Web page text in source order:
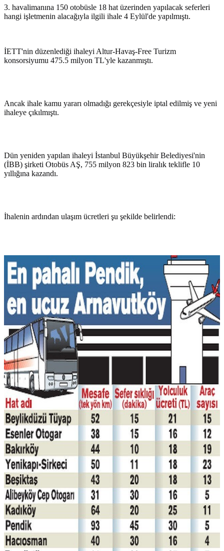
3. havalimanına 150 otobüsle 18 hat üzerinden yapılacak seferleri
hangi işletmenin alacağıyla ilgili ihale 4 Eylül'de yapılmıştı.
İETT'nin düzenlediği ihaleyi Altur-Havaş-Free Turizm
konsorsiyumu 475.5 milyon TL'yle kazanmıştı.
Ancak ihale kamu yararı olmadığı gerekçesiyle iptal edilmiş ve yeni
ihaleye çıkılmıştı.
Dün yeniden yapılan ihaleyi İstanbul Büyükşehir Belediyesi'nin
(İBB) şirketi Otobüs AŞ, 755 milyon 823 bin liralık teklifle 10
yıllığına kazandı.
İhalenin ardından ulaşım ücretleri şu şekilde belirlendi: